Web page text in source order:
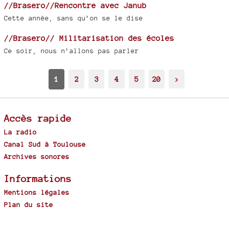
//Brasero//Rencontre avec Janub
Cette année, sans qu’on se le dise
//Brasero// Militarisation des écoles
Ce soir, nous n’allons pas parler
1 2 3 4 5 20 >
Accès rapide
La radio
Canal Sud à Toulouse
Archives sonores
Informations
Mentions légales
Plan du site